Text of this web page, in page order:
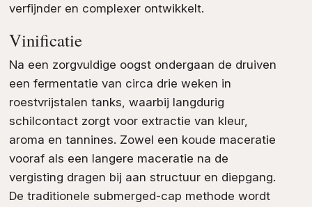
verfijnder en complexer ontwikkelt.
Vinificatie
Na een zorgvuldige oogst ondergaan de druiven
een fermentatie van circa drie weken in
roestvrijstalen tanks, waarbij langdurig
schilcontact zorgt voor extractie van kleur,
aroma en tannines. Zowel een koude maceratie
vooraf als een langere maceratie na de
vergisting dragen bij aan structuur en diepgang.
De traditionele submerged-cap methode wordt